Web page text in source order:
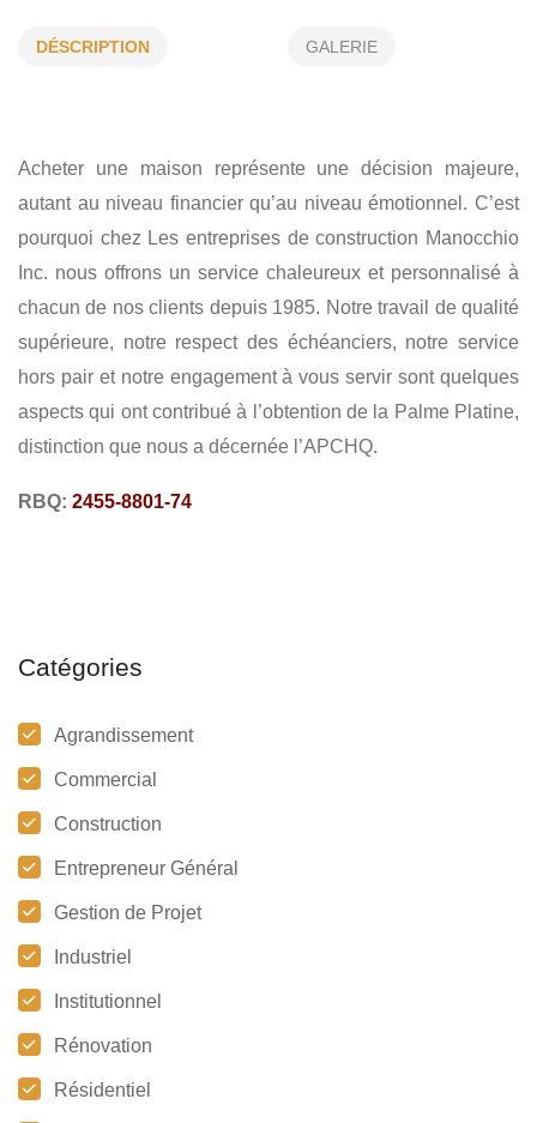
MANOCCHIO ENTREPRENEUR SPÉCIALISÉ EN :
CLÉ EN MAIN RÉNOVATION
DÉSCRIPTION GALERIE
Acheter une maison représente une décision majeure,
autant au niveau financier qu’au niveau émotionnel. C’est
pourquoi chez Les entreprises de construction Manocchio
Inc. nous offrons un service chaleureux et personnalisé à
chacun de nos clients depuis 1985. Notre travail de qualité
supérieure, notre respect des échéanciers, notre service
hors pair et notre engagement à vous servir sont quelques
aspects qui ont contribué à l’obtention de la Palme Platine,
distinction que nous a décernée l’APCHQ.
RBQ: 2455-8801-74
Catégories
Agrandissement
Commercial
Construction
Entrepreneur Général
Gestion de Projet
Industriel
Institutionnel
Rénovation
Résidentiel